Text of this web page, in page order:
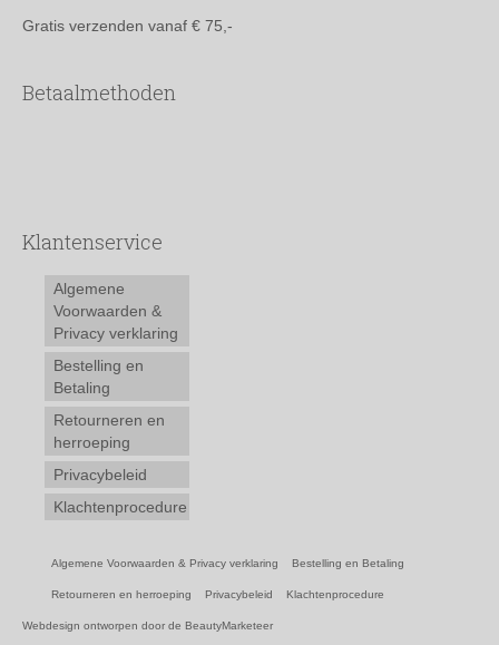
Gratis verzenden vanaf € 75,-
Betaalmethoden
Klantenservice
Algemene
Voorwaarden &
Privacy verklaring
Bestelling en
Betaling
Retourneren en
herroeping
Privacybeleid
Klachtenprocedure
Algemene Voorwaarden & Privacy verklaring Bestelling en Betaling
Retourneren en herroeping Privacybeleid Klachtenprocedure
Webdesign ontworpen door de BeautyMarketeer